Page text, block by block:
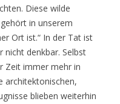
Diese wilde
in unserem
Ort ist.“ In der Tat ist
nicht denkbar. Selbst
Zeit immer mehr in
architektonischen,
blieben weiterhin